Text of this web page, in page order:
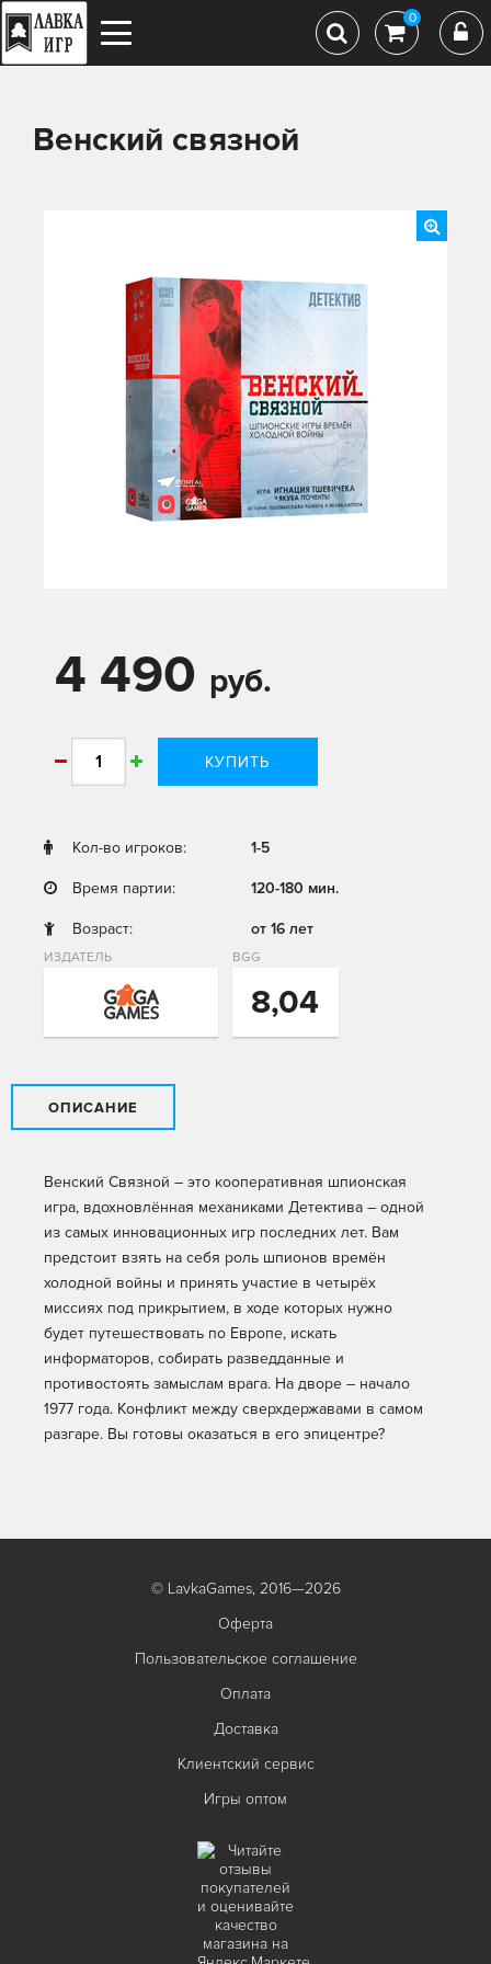
0
Венский связной
4 490 руб.
КУПИТЬ
Кол-во игроков: 1-5
Время партии: 120-180 мин.
Возраст: от 16 лет
ИЗДАТЕЛЬ BGG
8,04
ОПИСАНИЕ
Венский Связной – это кооперативная шпионская
игра, вдохновлённая механиками Детектива – одной
из самых инновационных игр последних лет. Вам
предстоит взять на себя роль шпионов времён
холодной войны и принять участие в четырёх
миссиях под прикрытием, в ходе которых нужно
будет путешествовать по Европе, искать
информаторов, собирать разведданные и
противостоять замыслам врага. На дворе – начало
1977 года. Конфликт между сверхдержавами в самом
разгаре. Вы готовы оказаться в его эпицентре?
© LavkaGames, 2016—2026
Оферта
Пользовательское соглашение
Оплата
Доставка
Клиентский сервис
Игры оптом